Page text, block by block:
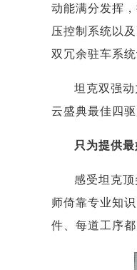
动能满分发挥
压控制系统以
双冗余驻车系
坦克双强
云盛典最佳四
只为提供
感受坦克
师倚靠专业知
件、每道工序